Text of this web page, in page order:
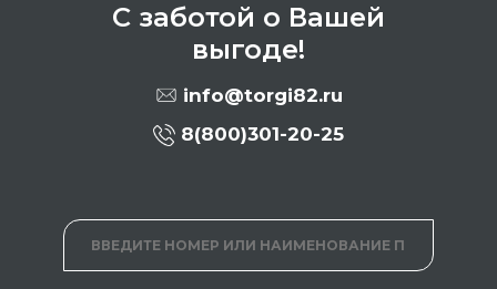
С заботой о Вашей
выгоде!
info@torgi82.ru
8(800)301-20-25